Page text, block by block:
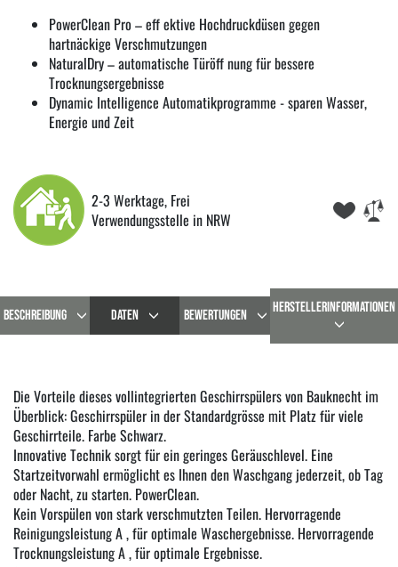
PowerClean Pro – eff ektive Hochdruckdüsen gegen
hartnäckige Verschmutzungen
NaturalDry – automatische Türöff nung für bessere
Trocknungsergebnisse
Dynamic Intelligence Automatikprogramme - sparen Wasser,
Energie und Zeit
2-3 Werktage, Frei
Verwendungsstelle in NRW
BESCHREIBUNG DATEN BEWERTUNGEN HERSTELLERINFORMATIONEN
Die Vorteile dieses vollintegrierten Geschirrspülers von Bauknecht im
Überblick: Geschirrspüler in der Standardgrösse mit Platz für viele
Geschirrteile. Farbe Schwarz.
Innovative Technik sorgt für ein geringes Geräuschlevel. Eine
Startzeitvorwahl ermöglicht es Ihnen den Waschgang jederzeit, ob Tag
oder Nacht, zu starten. PowerClean.
Kein Vorspülen von stark verschmutzten Teilen. Hervorragende
Reinigungsleistung A , für optimale Waschergebnisse. Hervorragende
Trocknungsleistung A , für optimale Ergebnisse.